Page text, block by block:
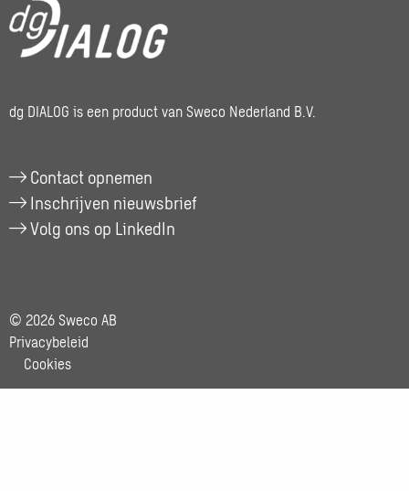
e-
mail
Berrie
dg DIALOG is een product van Sweco Nederland B.V.
Contact opnemen
Inschrijven nieuwsbrief
Volg ons op LinkedIn
© 2026 Sweco AB
Privacybeleid
Cookies